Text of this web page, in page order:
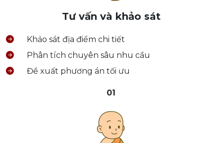
Tư vấn và khảo sát
Khảo sát địa điểm chi tiết
Phân tích chuyên sâu nhu cầu
Đề xuất phương án tối ưu
01